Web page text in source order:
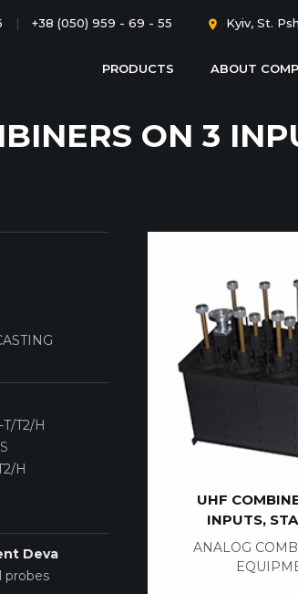
| +38 (050) 959 - 69 - 55 Kyiv, St.
PRODUCTS ABOUT
ON 3
T2/H
H
Deva
probes
UHF
INPUTS,
ANALOG